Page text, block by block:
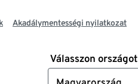
Akadálymentességi nyilatkozat
Válasszon országot